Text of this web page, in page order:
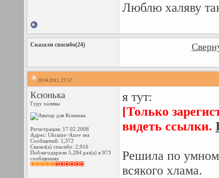
Люблю халяву
Сказали спасибо(24)
20.04.2011, 23:57
Ксюнька
Гуру халявы
Регистрация: 17.02.2008
Адрес: Ukraine~Azov sea
Сообщений: 1,372
Сказал(а) спасибо: 2,916
Поблагодарили 5,284 раз(а) в 973
сообщениях
я тут:
[Только
видеть ссылки.
Решила по
всякого хлама.